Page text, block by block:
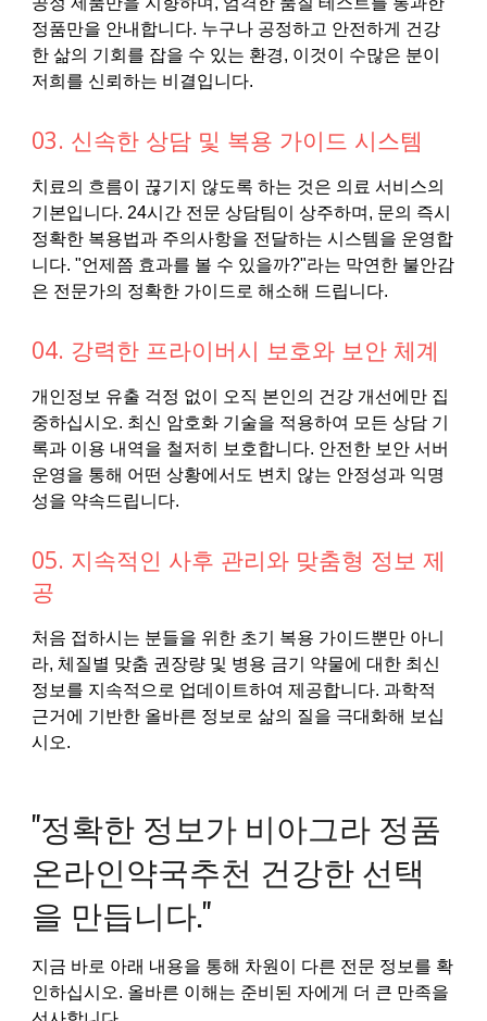
정품만을 안내합니다. 누구나 공정하고 안전하게 건강
한 삶의 기회를 잡을 수 있는 환경, 이것이 수많은 분이
저희를 신뢰하는 비결입니다.
03. 신속한 상담 및 복용 가이드 시스템
치료의 흐름이 끊기지 않도록 하는 것은 의료 서비스의
기본입니다. 24시간 전문 상담팀이 상주하며, 문의 즉시
정확한 복용법과 주의사항을 전달하는 시스템을 운영합
니다. "언제쯤 효과를 볼 수 있을까?"라는 막연한 불안감
은 전문가의 정확한 가이드로 해소해 드립니다.
04. 강력한 프라이버시 보호와 보안 체계
개인정보 유출 걱정 없이 오직 본인의 건강 개선에만 집
중하십시오. 최신 암호화 기술을 적용하여 모든 상담 기
록과 이용 내역을 철저히 보호합니다. 안전한 보안 서버
운영을 통해 어떤 상황에서도 변치 않는 안정성과 익명
성을 약속드립니다.
05. 지속적인 사후 관리와 맞춤형 정보 제
공
처음 접하시는 분들을 위한 초기 복용 가이드뿐만 아니
라, 체질별 맞춤 권장량 및 병용 금기 약물에 대한 최신
정보를 지속적으로 업데이트하여 제공합니다. 과학적
근거에 기반한 올바른 정보로 삶의 질을 극대화해 보십
시오.
"정확한 정보가 비아그라 정품
온라인약국추천 건강한 선택
을 만듭니다."
지금 바로 아래 내용을 통해 차원이 다른 전문 정보를 확
인하십시오. 올바른 이해는 준비된 자에게 더 큰 만족을